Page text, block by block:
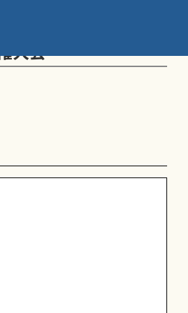
ん杯広島県学童軟
大会